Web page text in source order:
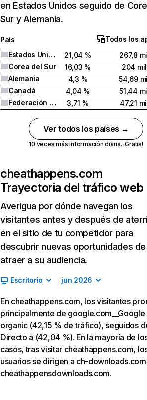
en Estados Unidos seguido de
Sur y Alemania.
País
Todos los
Estados Unidos
21,04 %
267,8
Corea del Sur
16,03 %
204 mil
Alemania
4,3 %
54,69
Canadá
4,04 %
51,44
Federación Rusa
3,71 % 47,21
Ver todos los países →
10 veces más información diaria. ¡Gratis!
cheathappens.com
Trayectoria del tráfico web
Averigua por dónde navegan los
visitantes antes y después de
en el sitio de tu competidor para
descubrir nuevas oportunidades de
atraer a su audiencia.
Escritorio jun 2026
En cheathappens.com, los visitantes
principalmente de google.com__Google
organic (42,15 % de tráfico), seguidos
Directo a (42,04 %). En la mayoría de
casos, tras visitar cheathappens.com,
usuarios se dirigen a ch-
cheathappensdownloads.com.